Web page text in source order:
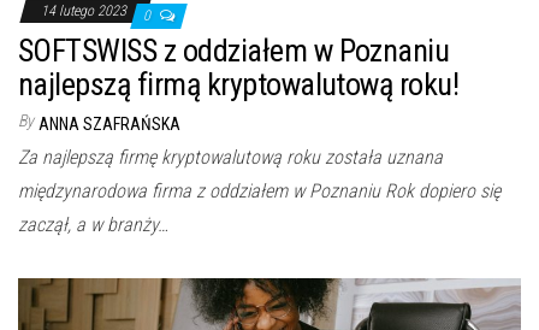
14 lutego 2023 0
SOFTSWISS z oddziałem w Poznaniu
najlepszą firmą kryptowalutową roku!
By ANNA SZAFRAŃSKA
Za najlepszą firmę kryptowalutową roku została uznana
międzynarodowa firma z oddziałem w Poznaniu Rok dopiero się
zaczął, a w branży…